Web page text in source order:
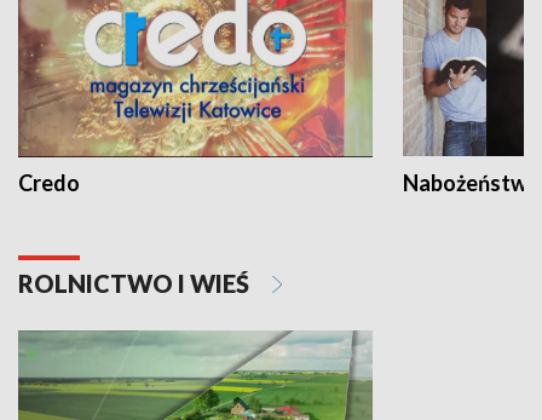
Credo
ROLNICTWO I WIEŚ